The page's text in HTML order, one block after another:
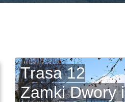
Trasa 12
Zamki Dwory i